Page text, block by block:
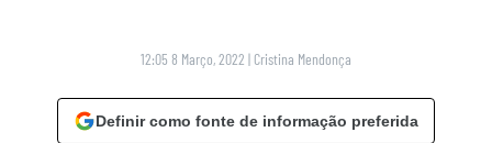
12:05 8 Março, 2022 | Cristina Mendonça
Definir como fonte de informação preferida